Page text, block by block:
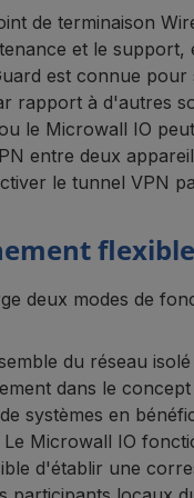
de terminaison
et le
est connue
rapport à d'autres
le Microwall IO
entre deux
le tunnel VPN
deux modes de
du réseau
dans le
systèmes en
Le Microwall IO
d'établir une